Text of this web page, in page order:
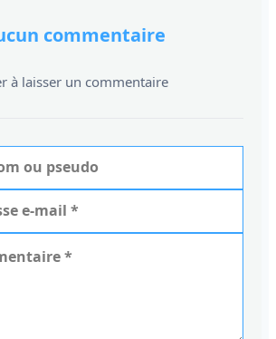
commentaire
à laisser un commentaire